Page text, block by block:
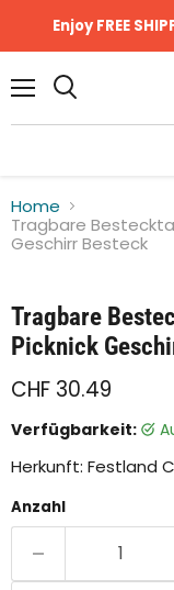
Enjoy FREE
Home
Tragbare
Geschirr Besteck
Tragbare
Picknick
CHF 30.49
Verfügbarkeit:
Herkunft: Festland
Anzahl